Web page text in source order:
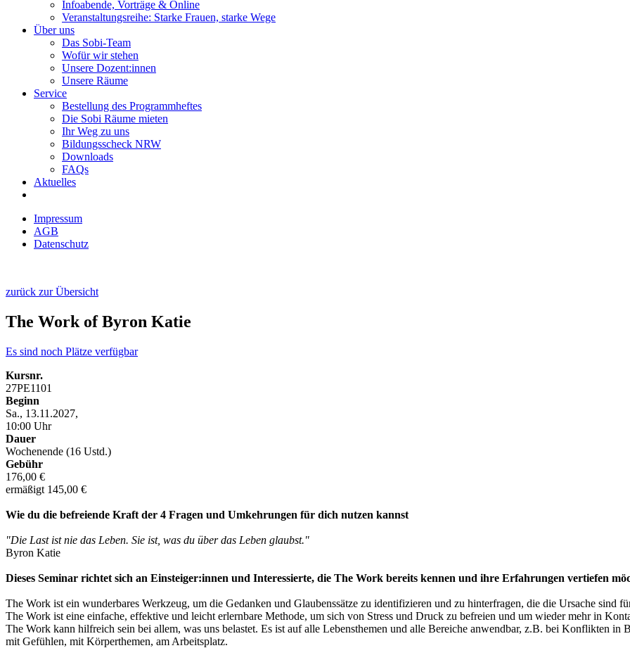
Infoabende, Vorträge & Online
Veranstaltungsreihe: Starke Frauen, starke Wege
Über uns
Das Sobi-Team
Wofür wir stehen
Unsere Dozent:innen
Unsere Räume
Service
Bestellung des Programmheftes
Die Sobi Räume mieten
Ihr Weg zu uns
Bildungsscheck NRW
Downloads
FAQs
Aktuelles
Impressum
AGB
Datenschutz
zurück zur Übersicht
The Work of Byron Katie
Es sind noch Plätze verfügbar
Kursnr.
27PE1101
Beginn
Sa., 13.11.2027,
10:00 Uhr
Dauer
Wochenende (16 Ustd.)
Gebühr
176,00 €
ermäßigt 145,00 €
Wie du die befreiende Kraft der 4 Fragen und Umkehrungen für dich nutzen kannst
"Die Last ist nie das Leben. Sie ist, was du über das Leben glaubst."
Byron Katie
Dieses Seminar richtet sich an Einsteiger:innen und Interessierte, die The Work bereits kennen und ihre Erfahrungen vertiefen
The Work ist ein wunderbares Werkzeug, um die Gedanken und Glaubenssätze zu identifizieren und zu hinterfragen, die die Ursache sind
The Work ist eine einfache, effektive und leicht erlernbare Methode, um sich von Stress und Druck zu befreien und um wieder mehr in
The Work kann hilfreich sein bei allem, was uns belastet. Es ist auf alle Lebensthemen und alle Bereiche anwendbar, z.B. bei Konflikten in
mit Gefühlen, mit Körperthemen, am Arbeitsplatz.